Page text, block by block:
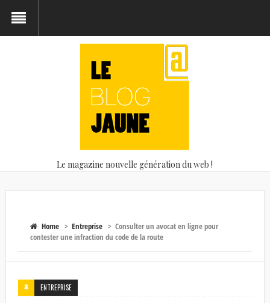
Le magazine nouvelle génération du web !
Home> Entreprise> Consulter un avocat en ligne pour
contester une infraction du code de la route
ENTREPRISE